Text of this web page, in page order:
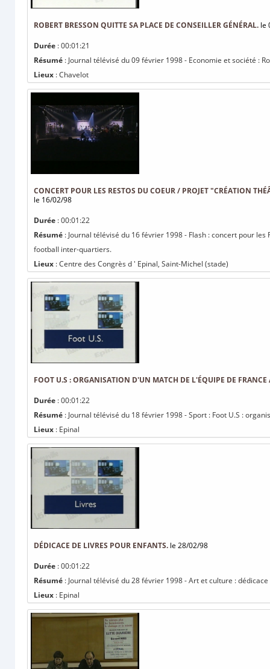
ROBERT BRESSON QUITTE SA PLACE DE CONSEILLER GÉNÉRAL. le
Durée : 00:01:21
Résumé : Journal télévisé du 09 février 1998 - Economie et société :
Lieux : Chavelot
CONCERT POUR LES RESTOS DU COEUR / PROJET "CRÉATION
le 16/02/98
Durée : 00:01:22
Résumé : Journal télévisé du 16 février 1998 - Flash : concert pour
football inter-quartiers.
Lieux : Centre des Congrès d ' Epinal, Saint-Michel (stade)
FOOT U.S : ORGANISATION D'UN MATCH DE L'ÉQUIPE DE FRANCE
Durée : 00:01:22
Résumé : Journal télévisé du 18 février 1998 - Sport : Foot U.S :
Lieux : Epinal
DÉDICACE DE LIVRES POUR ENFANTS. le 28/02/98
Durée : 00:01:22
Résumé : Journal télévisé du 28 février 1998 - Art et culture :
Lieux : Epinal